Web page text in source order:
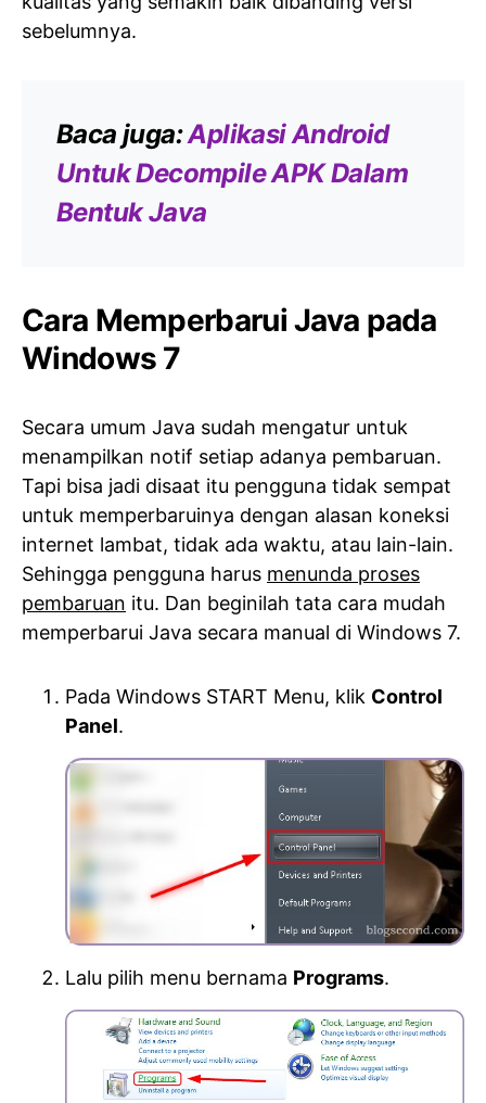
sebelumnya.
Baca juga:Aplikasi Android
Untuk Decompile APK Dalam
Bentuk Java
Cara Memperbarui Java pada
Windows 7
Secara umum Java sudah mengatur untuk
menampilkan notif setiap adanya pembaruan.
Tapi bisa jadi disaat itu pengguna tidak sempat
untuk memperbaruinya dengan alasan koneksi
internet lambat, tidak ada waktu, atau lain-lain.
Sehingga pengguna harus menunda proses
pembaruan itu. Dan beginilah tata cara mudah
memperbarui Java secara manual di Windows 7.
Pada Windows START Menu, klik Control
Panel.
Lalu pilih menu bernama Programs.